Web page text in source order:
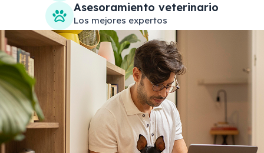
Asesoramiento veterinario
Los mejores expertos